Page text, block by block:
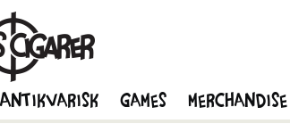
Antikvarisk Games Merchandise